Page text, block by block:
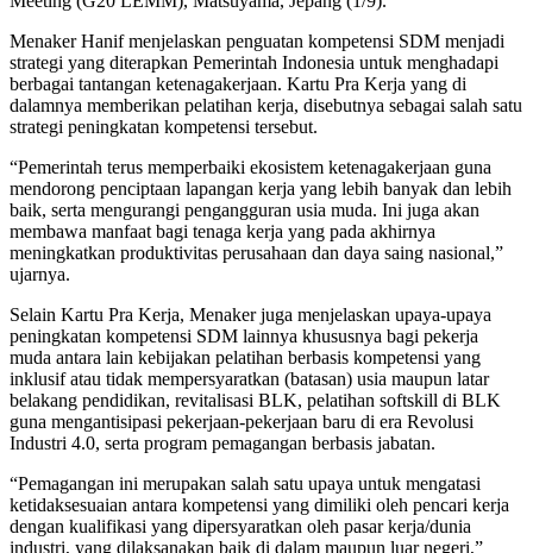
Menaker Hanif menjelaskan penguatan kompetensi SDM menjadi
strategi yang diterapkan Pemerintah Indonesia untuk menghadapi
berbagai tantangan ketenagakerjaan. Kartu Pra Kerja yang di
dalamnya memberikan pelatihan kerja, disebutnya sebagai salah satu
strategi peningkatan kompetensi tersebut.
“Pemerintah terus memperbaiki ekosistem ketenagakerjaan guna
mendorong penciptaan lapangan kerja yang lebih banyak dan lebih
baik, serta mengurangi pengangguran usia muda. Ini juga akan
membawa manfaat bagi tenaga kerja yang pada akhirnya
meningkatkan produktivitas perusahaan dan daya saing nasional,”
ujarnya.
Selain Kartu Pra Kerja, Menaker juga menjelaskan upaya-upaya
peningkatan kompetensi SDM lainnya khususnya bagi pekerja
muda antara lain kebijakan pelatihan berbasis kompetensi yang
inklusif atau tidak mempersyaratkan (batasan) usia maupun latar
belakang pendidikan, revitalisasi BLK, pelatihan softskill di BLK
guna mengantisipasi pekerjaan-pekerjaan baru di era Revolusi
Industri 4.0, serta program pemagangan berbasis jabatan.
“Pemagangan ini merupakan salah satu upaya untuk mengatasi
ketidaksesuaian antara kompetensi yang dimiliki oleh pencari kerja
dengan kualifikasi yang dipersyaratkan oleh pasar kerja/dunia
industri, yang dilaksanakan baik di dalam maupun luar negeri,”